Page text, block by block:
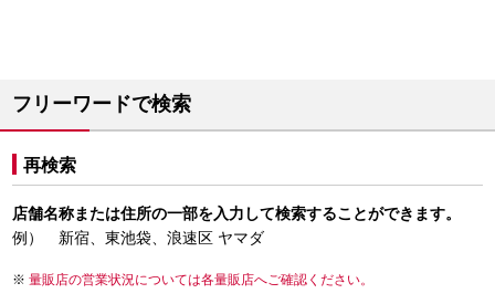
フリーワードで検索
再検索
店舗名称または住所の一部を入力して検索することができます。
例） 新宿、東池袋、浪速区 ヤマダ
量販店の営業状況については各量販店へご確認ください。